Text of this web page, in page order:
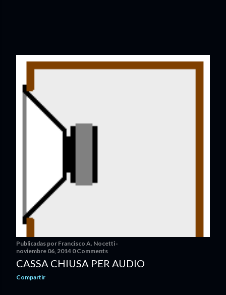
Publicadas por Francisco A. Nocetti
noviembre 06, 2014 0 Comments
CASSA CHIUSA PER AUDIO
Compartir